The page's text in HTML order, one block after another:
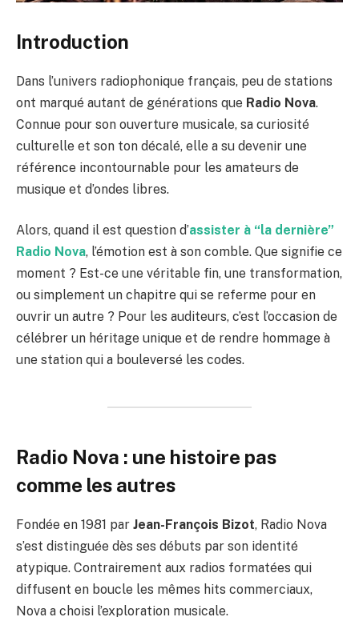
Introduction
Dans l’univers radiophonique français, peu de stations
ont marqué autant de générations que Radio Nova.
Connue pour son ouverture musicale, sa curiosité
culturelle et son ton décalé, elle a su devenir une
référence incontournable pour les amateurs de
musique et d’ondes libres.
Alors, quand il est question d’assister à “la dernière”
Radio Nova, l’émotion est à son comble. Que signifie ce
moment ? Est-ce une véritable fin, une transformation,
ou simplement un chapitre qui se referme pour en
ouvrir un autre ? Pour les auditeurs, c’est l’occasion de
célébrer un héritage unique et de rendre hommage à
une station qui a bouleversé les codes.
Radio Nova : une histoire pas
comme les autres
Fondée en 1981 par Jean-François Bizot, Radio Nova
s’est distinguée dès ses débuts par son identité
atypique. Contrairement aux radios formatées qui
diffusent en boucle les mêmes hits commerciaux,
Nova a choisi l’exploration musicale.